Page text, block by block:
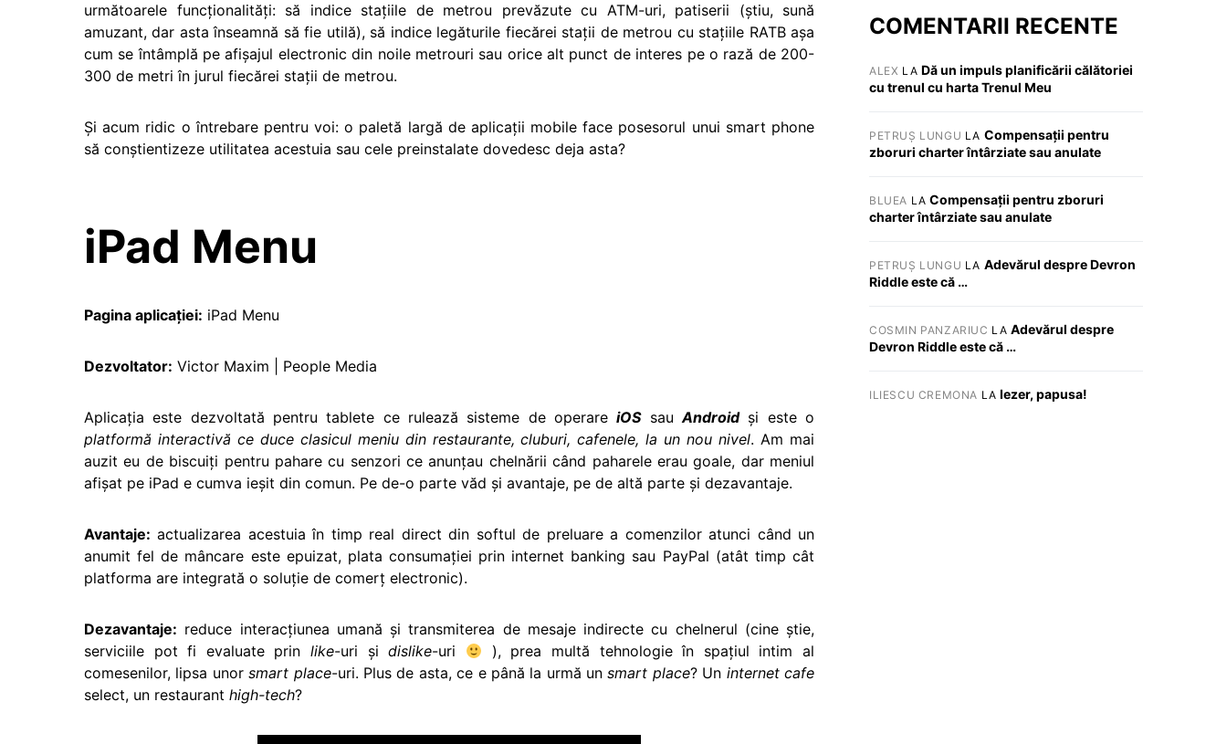
următoarele funcţionalităţi: să indice staţiile de metrou prevăzute cu ATM-uri, patiserii (ştiu, sună
amuzant, dar asta înseamnă să fie utilă), să indice legăturile fiecărei staţii de metrou cu staţiile RATB aşa
cum se întâmplă pe afişajul electronic din noile metrouri sau orice alt punct de interes pe o rază de 200-
300 de metri în jurul fiecărei staţii de metrou.
Şi acum ridic o întrebare pentru voi: o paletă largă de aplicaţii mobile face posesorul unui smart phone
să conştientizeze utilitatea acestuia sau cele preinstalate dovedesc deja asta?
iPad Menu
Pagina aplicaţiei: iPad Menu
Dezvoltator: Victor Maxim | People Media
Aplicaţia este dezvoltată pentru tablete ce rulează sisteme de operareiOSsauAndroidşi este o
platformă interactivă ce duce clasicul meniu din restaurante, cluburi, cafenele, la un nou nivel. Am mai
auzit eu de biscuiţi pentru pahare cu senzori ce anunţau chelnării când paharele erau goale, dar meniul
afişat pe iPad e cumva ieşit din comun. Pe de-o parte văd şi avantaje, pe de altă parte şi dezavantaje.
Avantaje: actualizarea acestuia în timp real direct din softul de preluare a comenzilor atunci când un
anumit fel de mâncare este epuizat, plata consumaţiei prin internet banking sau PayPal (atât timp cât
platforma are integrată o soluţie de comerţ electronic).
Dezavantaje: reduce interacţiunea umană şi transmiterea de mesaje indirecte cu chelnerul (cine ştie,
serviciile pot fi evaluate prinlike-uri şidislike-uri
), prea multă tehnologie în spaţiul intim al
comesenilor, lipsa unorsmart place-uri. Plus de asta, ce e până la urmă unsmart place? Un internet cafe
select, un restaurant high-tech?
COMENTARII RECENTE
ALEX LA Dă un impuls planificării călătoriei
cu trenul cu harta Trenul Meu
PETRUȘ LUNGU LA Compensații pentru
zboruri charter întârziate sau anulate
BLUEA LACompensații pentru zboruri
charter întârziate sau anulate
PETRUȘ LUNGU LA Adevărul despre Devron
Riddle este că …
COSMIN PANZARIUC LA Adevărul despre
Devron Riddle este că …
ILIESCU CREMONA LA Iezer, papusa!